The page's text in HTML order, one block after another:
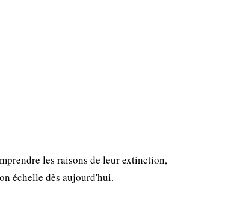
les raisons de leur extinction,
échelle dès aujourd'hui.